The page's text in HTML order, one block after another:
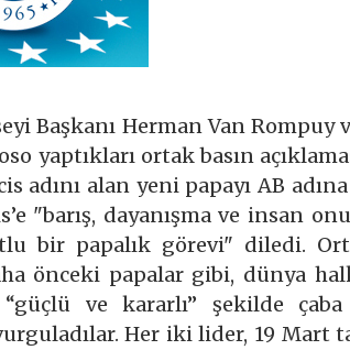
Başkanı Herman Van Rompuy
yaptıkları ortak basın
adını alan yeni papayı AB
"barış, dayanışma ve insan
bir papalık görevi" diledi.
önceki papalar gibi, dünya
ve kararlı” şekilde
Her iki lider, 19 Mart